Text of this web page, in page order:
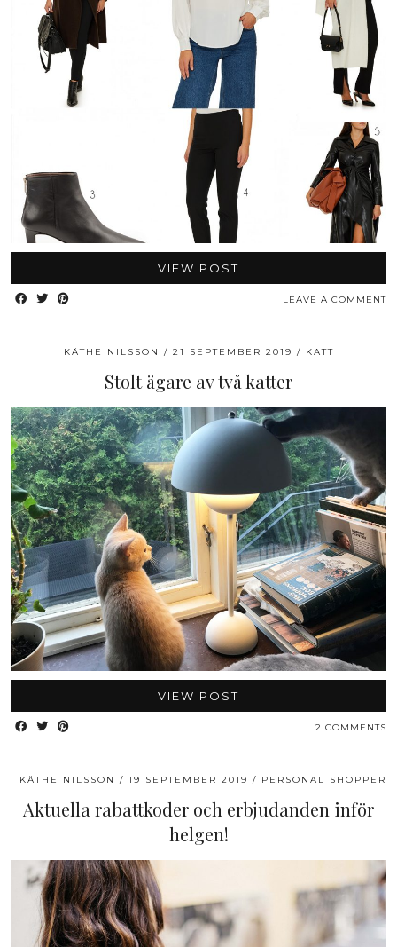
VIEW POST
LEAVE A COMMENT
KÄTHE NILSSON 21 SEPTEMBER 2019 KATT
Stolt ägare av två katter
VIEW POST
2 COMMENTS
KÄTHE NILSSON 19 SEPTEMBER 2019 PERSONAL SHOPPER
Aktuella rabattkoder och erbjudanden inför
helgen!